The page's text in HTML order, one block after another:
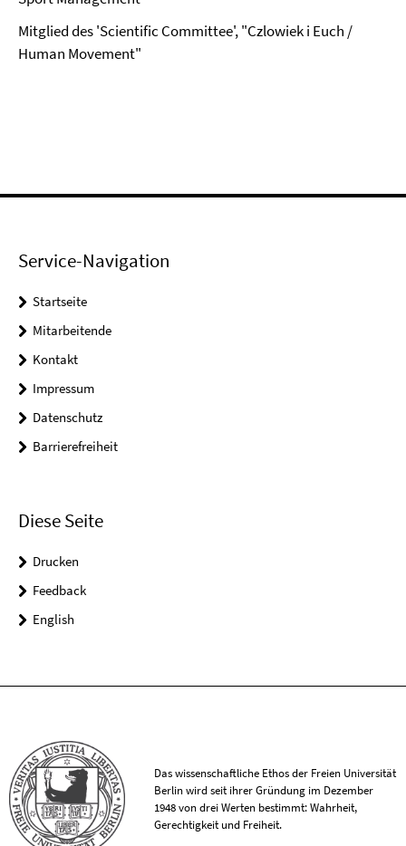
Mitglied des 'Scientific Committee', "Czlowiek i Euch /
Human Movement"
Service-Navigation
Startseite
Mitarbeitende
Kontakt
Impressum
Datenschutz
Barrierefreiheit
Diese Seite
Drucken
Feedback
English
Das wissenschaftliche Ethos der Freien Universität
Berlin wird seit ihrer Gründung im Dezember
1948 von drei Werten bestimmt: Wahrheit,
Gerechtigkeit und Freiheit.